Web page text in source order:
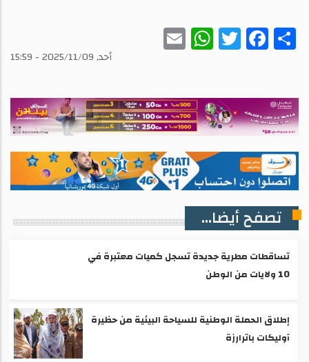
Share
Facebook
Twitter
WhatsAppأحد, 2025/11/09 - 15:59
تصفح أيضا...
تساقطات مطرية جديدة تسجل كميات معتبرة في
10 ولايات من الوطن
إطلاق الحملة الوطنية للسياحة البيئية من حظيرة
آوليكات باترارزة